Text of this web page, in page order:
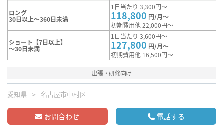
ロング
30日以上～360日未満
1日当たり 3,300円～
118,800 円/月～
初期費用他 22,000円～
ショート【7日以上】
～30日未満
1日当たり 3,600円～
127,800 円/月～
初期費用他 16,500円～
出張・研修向け
愛知県 名古屋市中村区
お問合わせ 電話する